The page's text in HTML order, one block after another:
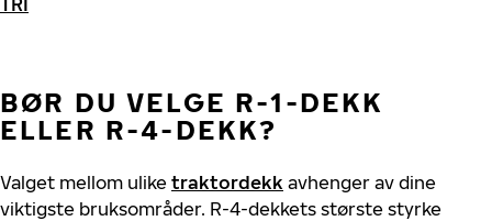
TRI
BØR DU VELGE R-1-DEKK
ELLER R-4-DEKK?
Valget mellom ulike traktordekk avhenger av dine
viktigste bruksområder. R-4-dekkets største styrke